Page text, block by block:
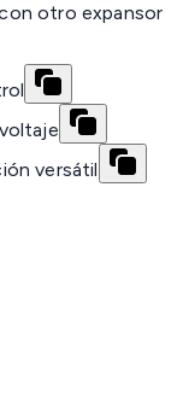
otro expansor
versátil